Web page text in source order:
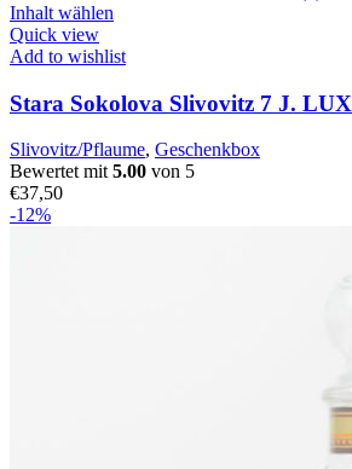
Inhalt wählen
Quick view
Add to wishlist
Stara Sokolova Slivovitz 7 J. LUX
Slivovitz/Pflaume, Geschenkbox
Bewertet mit 5.00 von 5
€37,50
-12%